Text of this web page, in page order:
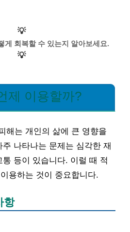
💡
게 회복할 수 있는지 알아보세요.
💡
제 이용할까?
해는 개인의 삶에 큰 영향을
나타나는 문제는 심각한 재
등이 있습니다. 이럴 때 적
용하는 것이 중요합니다.
항